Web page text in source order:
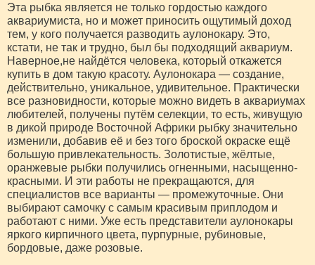
Эта рыбка является не только гордостью каждого
аквариумиста, но и может приносить ощутимый доход
тем, у кого получается разводить аулонокару. Это,
кстати, не так и трудно, был бы подходящий аквариум.
Наверное,не найдётся человека, который откажется
купить в дом такую красоту. Аулонокара — создание,
действительно, уникальное, удивительное. Практически
все разновидности, которые можно видеть в аквариумах
любителей, получены путём селекции, то есть, живущую
в дикой природе Восточной Африки рыбку значительно
изменили, добавив её и без того броской окраске ещё
большую привлекательность. Золотистые, жёлтые,
оранжевые рыбки получились огненными, насыщенно-
красными. И эти работы не прекращаются, для
специалистов все варианты — промежуточные. Они
выбирают самочку с самым красивым приплодом и
работают с ними. Уже есть представители аулонокары
яркого кирпичного цвета, пурпурные, рубиновые,
бордовые, даже розовые.